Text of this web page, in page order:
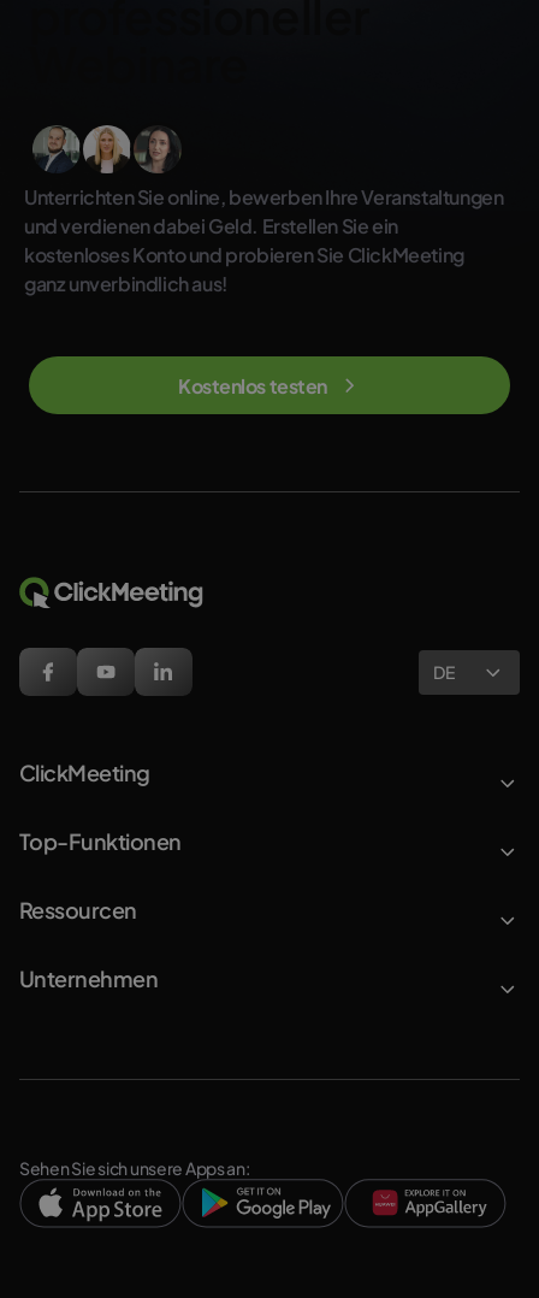
Unterrichten Sie online, bewerben Ihre Veranstaltungen
und verdienen dabei Geld. Erstellen Sie ein
kostenloses Konto und probieren Sie ClickMeeting
ganz unverbindlich aus!
Kostenlos testen
DE
ClickMeeting
Top-Funktionen
Ressourcen
Unternehmen
Sehen Sie sich unsere Apps an: